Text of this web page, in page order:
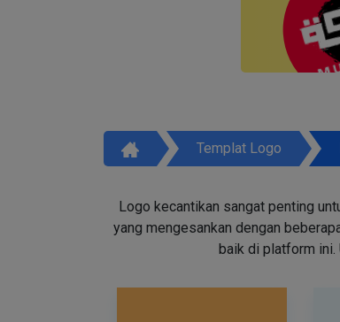
Templat Logo
Logo kecantikan sangat penting
yang mengesankan dengan
baik di platform ini.